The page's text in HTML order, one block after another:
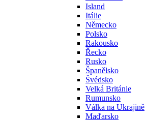
Island
Itálie
Německo
Polsko
Rakousko
Řecko
Rusko
Španělsko
Švédsko
Velká Británie
Rumunsko
Válka na Ukrajině
Maďarsko